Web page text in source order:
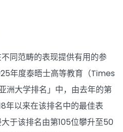
同范畴的表现提供有用的参
年度泰晤士高等教育（Times
洲大学排名」中，由去年的第
年以来在该排名中的最佳表
于该排名由第105位攀升至50